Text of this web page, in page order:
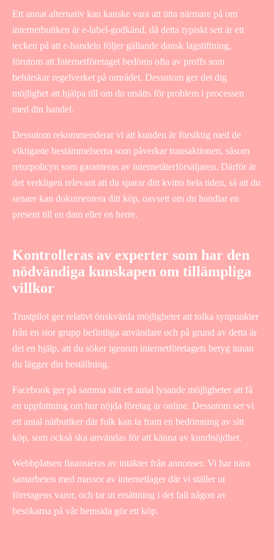
Ett annat alternativ kan kanske vara att titta närmare på om
internetbutiken är e-label-godkänd, då detta typiskt sett är ett
tecken på att e-handeln följer gällande dansk lagstiftning,
förutom att Internetföretaget bedöms ofta av proffs som
behärskar regelverket på området. Dessutom ger det dig
möjlighet att hjälpa till om du utsätts för problem i processen
med din handel.
Dessutom rekommenderar vi att kunden är försiktig med de
viktigaste bestämmelserna som påverkar transaktionen, såsom
returpolicyn som garanteras av internetåterförsäljaren. Därför är
det verkligen relevant att du sparar ditt kvitto hela tiden, så att du
senare kan dokumentera ditt köp, oavsett om du handlar en
present till en dam eller en herre.
Kontrolleras av experter som har den
nödvändiga kunskapen om tillämpliga
villkor
Trustpilot ger relativt önskvärda möjligheter att tolka synpunkter
från en stor grupp befintliga användare och på grund av detta är
det en hjälp, att du söker igenom internetföretagets betyg innan
du lägger din beställning.
Facebook ger på samma sätt ett antal lysande möjligheter att få
en uppfattning om hur nöjda företag är online. Dessutom ser vi
ett antal nätbutiker där folk kan ta fram en bedömning av sitt
köp, som också ska användas för att känna av kundnöjdhet.
Webbplatsen finansieras av intäkter från annonser. Vi har nära
samarbeten med massor av internetlager där vi ställer ut
företagens varor, och tar ut ersättning i det fall någon av
besökarna på vår hemsida gör ett köp.